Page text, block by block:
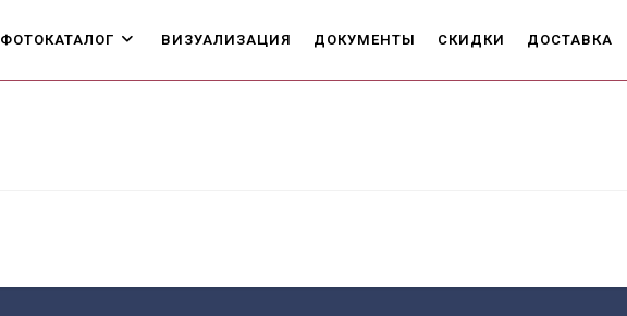
ФОТОКАТАЛОГ ВИЗУАЛИЗАЦИЯ ДОКУМЕНТЫ СКИДКИ ДОСТАВКА